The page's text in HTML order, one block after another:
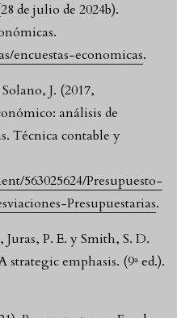
de julio de 2024b).
encuestas-economicas.
J. (2017,
análisis de
Técnica contable y
563025624/Presupuesto-
Presupuestarias.
P. E. y Smith, S. D.
strategic emphasis. (9ª ed.).